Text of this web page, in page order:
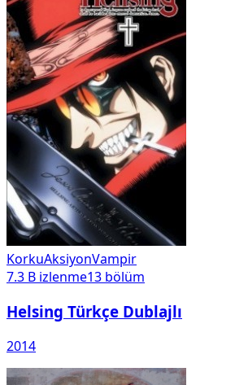
KorkuAksiyonVampir
7.3 B izlenme13 bölüm
Helsing Türkçe Dublajlı
2014